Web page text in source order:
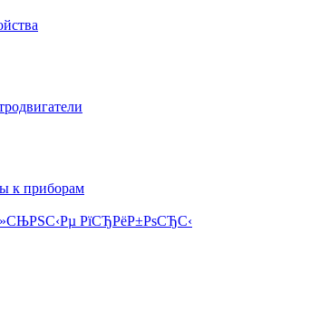
к приборам
РїСЂРёР±РѕСЂС‹